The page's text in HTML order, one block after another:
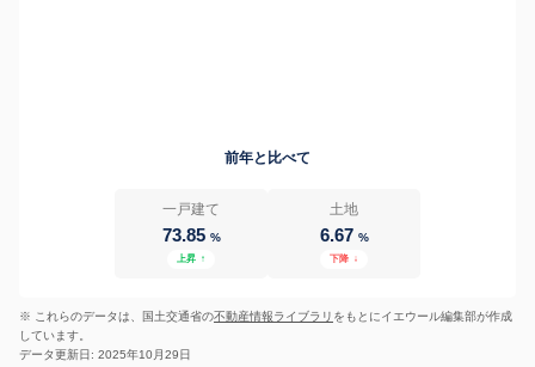
前年と比べて
一戸建て
73.85 %
上昇 ↑
土地
6.67 %
下降 ↓
※ これらのデータは、国土交通省の不動産情報ライブラリ をもとにイエウール編集部が作成
しています。
データ更新日: 2025年10月29日